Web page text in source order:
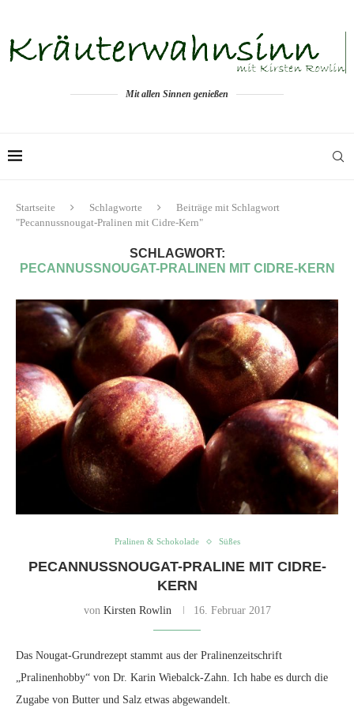
Mit allen Sinnen genießen
Startseite Schlagworte
Beiträge mit Schlagwort
"Pecannussnougat-Pralinen mit Cidre-Kern"
SCHLAGWORT:
PECANNUSSNOUGAT-PRALINEN MIT CIDRE-KERN
Pralinen & Schokolade Süßes
PECANNUSSNOUGAT-PRALINE MIT CIDRE-
KERN
von Kirsten Rowlin 16. Februar 2017
Das Nougat-Grundrezept stammt aus der Pralinenzeitschrift
„Pralinenhobby“ von Dr. Karin Wiebalck-Zahn. Ich habe es durch die
Zugabe von Butter und Salz etwas abgewandelt.